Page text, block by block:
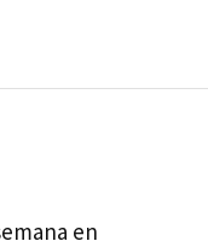
en